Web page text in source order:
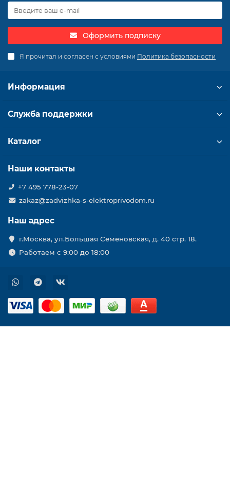
Оформить подписку
Я прочитал и согласен с условиями Политика безопасности
Информация
Служба поддержки
Каталог
Наши контакты
+7 495 778-23-07
zakaz@zadvizhka-s-elektroprivodom.ru
Наш адрес
г.Москва, ул.Большая Семеновская, д. 40 стр. 18.
Работаем с 9:00 до 18:00